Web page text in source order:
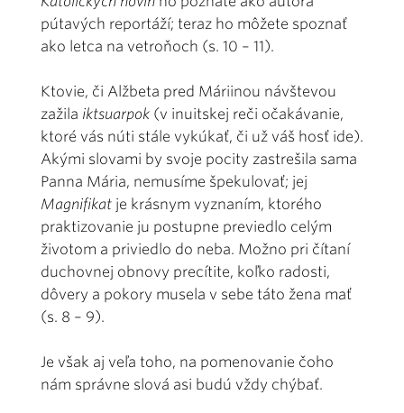
pútavých reportáží; teraz ho môžete spoznať
ako letca na vetroňoch (s. 10 – 11).
Ktovie, či Alžbeta pred Máriinou návštevou
zažila iktsuarpok (v inuitskej reči očakávanie,
ktoré vás núti stále vykúkať, či už váš hosť ide).
Akými slovami by svoje pocity zastrešila sama
Panna Mária, nemusíme špekulovať; jej
Magnifikat je krásnym vyznaním, ktorého
praktizovanie ju postupne previedlo celým
životom a priviedlo do neba. Možno pri čítaní
duchovnej obnovy precítite, koľko radosti,
dôvery a pokory musela v sebe táto žena mať
(s. 8 – 9).
Je však aj veľa toho, na pomenovanie čoho
nám správne slová asi budú vždy chýbať.